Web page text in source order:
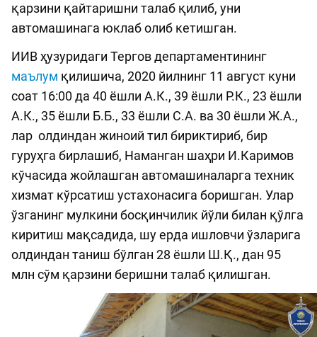
қарзини қайтаришни талаб қилиб, уни
автомашинага юклаб олиб кетишган.
ИИВ ҳузуридаги Тергов департаментининг
маълум қилишича, 2020 йилнинг 11 август куни
соат 16:00 да 40 ёшли А.К., 39 ёшли Р.К., 23 ёшли
А.К., 35 ёшли Б.Б., 33 ёшли С.А. ва 30 ёшли Ж.А.,
лар олдиндан жиноий тил бириктириб, бир
гуруҳга бирлашиб, Наманган шаҳри И.Каримов
кўчасида жойлашган автомашиналарга техник
хизмат кўрсатиш устахонасига боришган. Улар
ўзганинг мулкини босқинчилик йўли билан қўлга
киритиш мақсадида, шу ерда ишловчи ўзларига
олдиндан таниш бўлган 28 ёшли Ш.Қ., дан 95
млн сўм қарзини беришни талаб қилишган.